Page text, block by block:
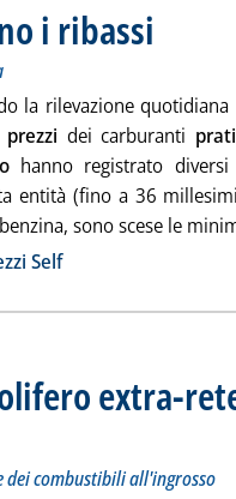
i ribassi
la rilevazione
prezzi dei carburanti
hanno registrato
entità (fino a 36
sono scese le
Self
extra-
sui prezzi dei carburanti e dei
2010 alle 9.12.
dei combustibili all'ingrosso